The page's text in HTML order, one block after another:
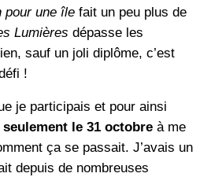
pour une île fait un peu plus de
Lumières dépasse les
sauf un joli diplôme, c’est
!
je participais et pour ainsi
le 31 octobre à me
ça se passait. J’avais un
depuis de nombreuses